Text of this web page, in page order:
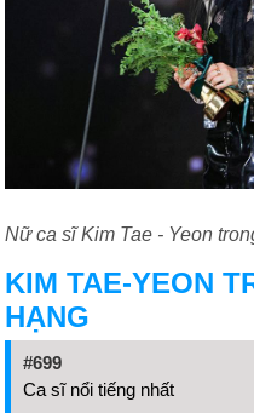
Nữ ca sĩ Kim Tae - Yeon
KIM TAE-YEON
HẠNG
#699
Ca sĩ nổi tiếng nhất